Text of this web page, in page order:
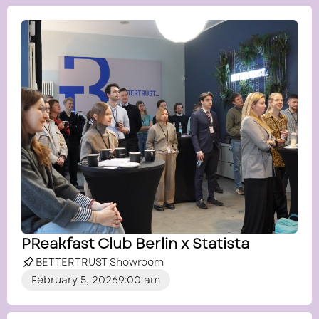
PReakfast Club Berlin x Statista
BETTERTRUST Showroom
February 5, 20269:00 am